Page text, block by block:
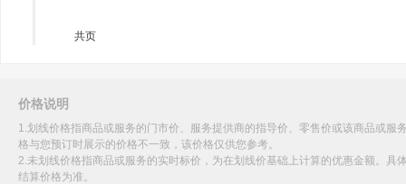
共页
价格说明
1.划线价格指商品或服务的门市价、服务提供商的指导价、零售价或该商品或
格与您预订时展示的价格不一致，该价格仅供您参考。
2.未划线价格指商品或服务的实时标价，为在划线价基础上计算的优惠金额。
结算价格为准。